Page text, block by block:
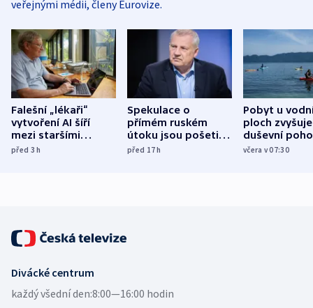
veřejnými médii, členy Eurovize.
Falešní „lékaři“
vytvoření AI šíří
mezi staršími
Poláky nebezpečné
před 3h
Spekulace o
přímém ruském
útoku jsou pošetilé,
míní estonský
před 17h
Pobyt u
ploch zvyšuje
duševní
ukázala
včera v 07:30
Divácké centrum
každý všední den:8:00—16:00 hodin